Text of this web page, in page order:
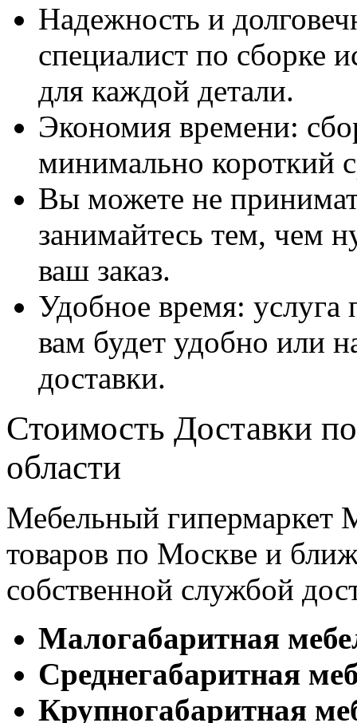
Надежность и
специалист по сборке
для каждой детали.
Экономия времени:
минимально короткий
Вы можете не
занимайтесь тем, чем
ваш заказ.
Удобное время: услуга
вам будет удобно или
доставки.
Стоимость Доставки
области
Мебельный гипермаркет
товаров по Москве и
собственной службой
Малогабаритная
Cреднегабаритная
Крупногабаритная